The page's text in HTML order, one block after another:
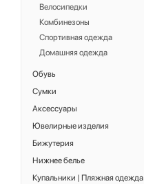
Велосипедки
Комбинезоны
Спортивная одежда
Домашняя одежда
Обувь
Сумки
Аксессуары
Ювелирные изделия
Бижутерия
Нижнее белье
Купальники | Пляжная одежда